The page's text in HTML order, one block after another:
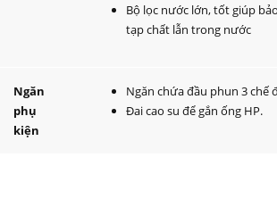
Bộ lọc nước lớn, tốt giúp
tạp chất lẫn trong nước
Ngăn
phụ
kiện
Ngăn chứa đầu phun 3 chế
Đai cao su để gắn ống HP.